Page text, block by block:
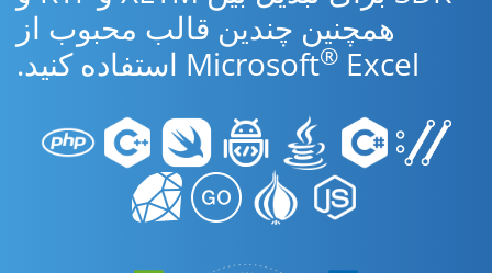
همچنین چندین قالب محبوب از
Microsoft® Excel استفاده کنید.